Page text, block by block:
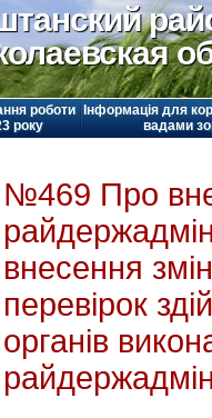
роботи
року
Інформація для
вадами
№469 Про
внесення
перевірок
органів